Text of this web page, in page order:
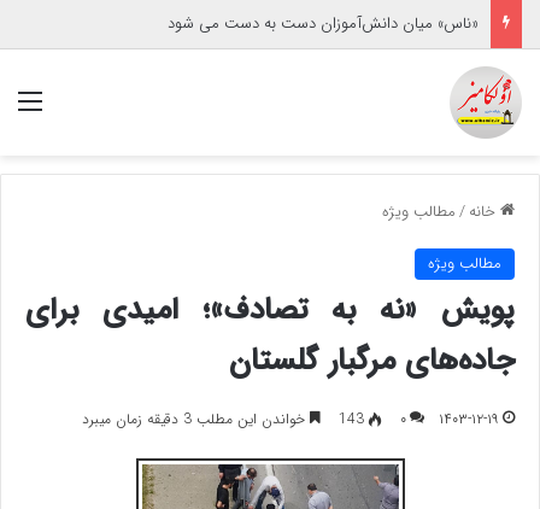
«ناس» میان دانش‌آموزان دست به دست می شود
خانه/مطالب ویژه
مطالب ویژه
پویش «نه به تصادف»؛ امیدی برای
جاده‌های مرگبار گلستان
۱۴۰۳-۱۲-۱۹ ۰ 143 خواندن این مطلب 3 دقیقه زمان میبرد